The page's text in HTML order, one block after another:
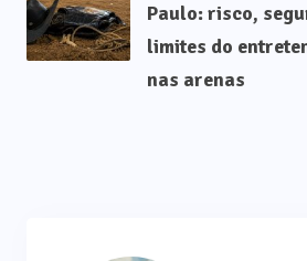
Paulo: risco,
limites do
nas arenas